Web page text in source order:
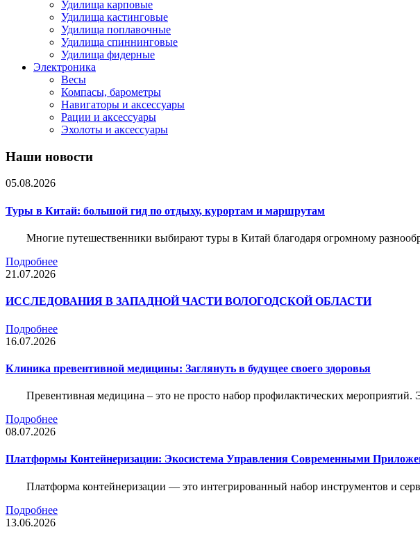
Удилища карповые
Удилища кастинговые
Удилища поплавочные
Удилища спиннинговые
Удилища фидерные
Электроника
Весы
Компасы, барометры
Навигаторы и аксессуары
Рации и аксессуары
Эхолоты и аксессуары
Наши новости
05.08.2026
Туры в Китай: большой гид по отдыху, курортам и маршрутам
Многие путешественники выбирают туры в Китай благодаря огромному
Подробнее
21.07.2026
ИССЛЕДОВАНИЯ В ЗАПАДНОЙ ЧАСТИ ВОЛОГОДСКОЙ ОБЛАСТИ
Подробнее
16.07.2026
Клиника превентивной медицины: Заглянуть в будущее своего здоровья
Превентивная медицина – это не просто набор профилактических мероприятий.
Подробнее
08.07.2026
Платформы Контейнеризации: Экосистема Управления Современными
Платформа контейнеризации — это интегрированный набор инструментов и
Подробнее
13.06.2026